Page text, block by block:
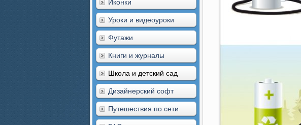
Иконки
Уроки и видеоуроки
Футажи
Книги и журналы
Школа и детский сад
Дизайнерский софт
Путешествия по сети